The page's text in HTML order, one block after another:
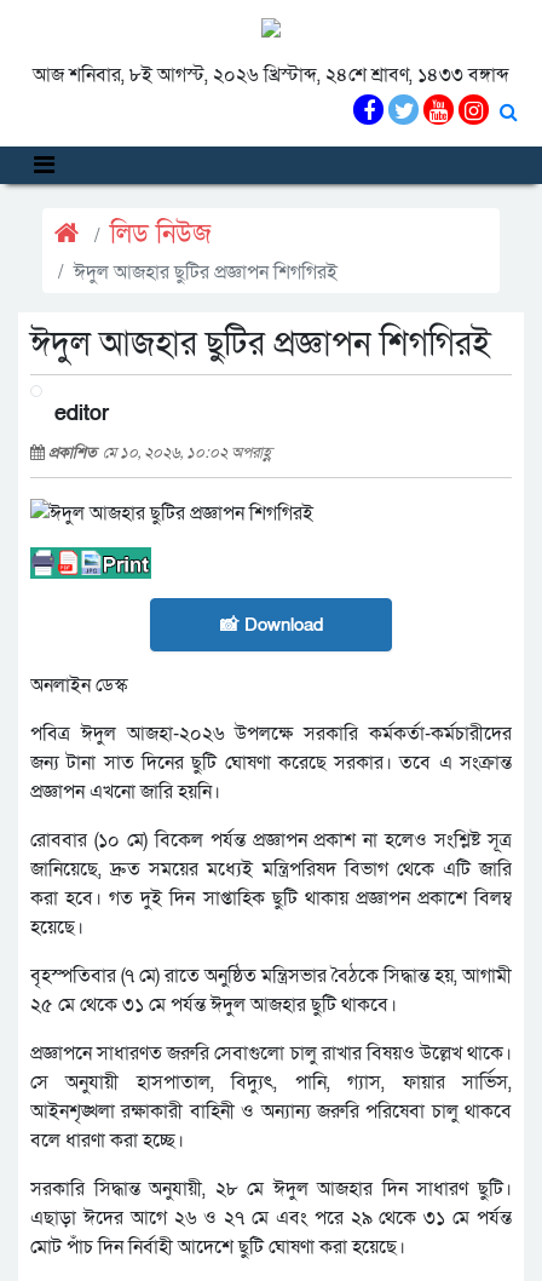
আজ শনিবার, ৮ই আগস্ট, ২০২৬ খ্রিস্টাব্দ, ২৪শে শ্রাবণ, ১৪৩৩ বঙ্গাব্দ
লিড নিউজ
ঈদুল আজহার ছুটির প্রজ্ঞাপন শিগগিরই
ঈদুল আজহার ছুটির প্রজ্ঞাপন শিগগিরই
editor
প্রকাশিত মে ১০, ২০২৬, ১০:০২ অপরাহ্ণ
📸 Download
অনলাইন ডেস্ক
পবিত্র ঈদুল আজহা-২০২৬ উপলক্ষে সরকারি কর্মকর্তা-কর্মচারীদের
জন্য টানা সাত দিনের ছুটি ঘোষণা করেছে সরকার। তবে এ সংক্রান্ত
প্রজ্ঞাপন এখনো জারি হয়নি।
রোববার (১০ মে) বিকেল পর্যন্ত প্রজ্ঞাপন প্রকাশ না হলেও সংশ্লিষ্ট সূত্র
জানিয়েছে, দ্রুত সময়ের মধ্যেই মন্ত্রিপরিষদ বিভাগ থেকে এটি জারি
করা হবে। গত দুই দিন সাপ্তাহিক ছুটি থাকায় প্রজ্ঞাপন প্রকাশে বিলম্ব
হয়েছে।
বৃহস্পতিবার (৭ মে) রাতে অনুষ্ঠিত মন্ত্রিসভার বৈঠকে সিদ্ধান্ত হয়, আগামী
২৫ মে থেকে ৩১ মে পর্যন্ত ঈদুল আজহার ছুটি থাকবে।
প্রজ্ঞাপনে সাধারণত জরুরি সেবাগুলো চালু রাখার বিষয়ও উল্লেখ থাকে।
সে অনুযায়ী হাসপাতাল, বিদ্যুৎ, পানি, গ্যাস, ফায়ার সার্ভিস,
আইনশৃঙ্খলা রক্ষাকারী বাহিনী ও অন্যান্য জরুরি পরিষেবা চালু থাকবে
বলে ধারণা করা হচ্ছে।
সরকারি সিদ্ধান্ত অনুযায়ী, ২৮ মে ঈদুল আজহার দিন সাধারণ ছুটি।
এছাড়া ঈদের আগে ২৬ ও ২৭ মে এবং পরে ২৯ থেকে ৩১ মে পর্যন্ত
মোট পাঁচ দিন নির্বাহী আদেশে ছুটি ঘোষণা করা হয়েছে।